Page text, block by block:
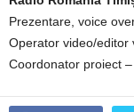
Prezentare, voice
Operator video/editor
Coordonator proiect